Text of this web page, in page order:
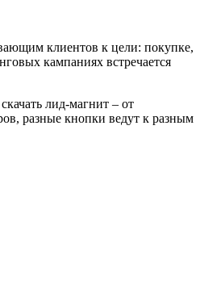
клиентов к цели: покупке,
кампаниях встречается
лид-магнит – от
разные кнопки ведут к разным